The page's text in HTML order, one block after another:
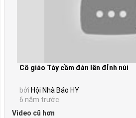
Cô giáo Tày cầm đàn lên đỉnh núi
bởi Hội Nhà Báo HY
6 năm trước
Video cũ hơn